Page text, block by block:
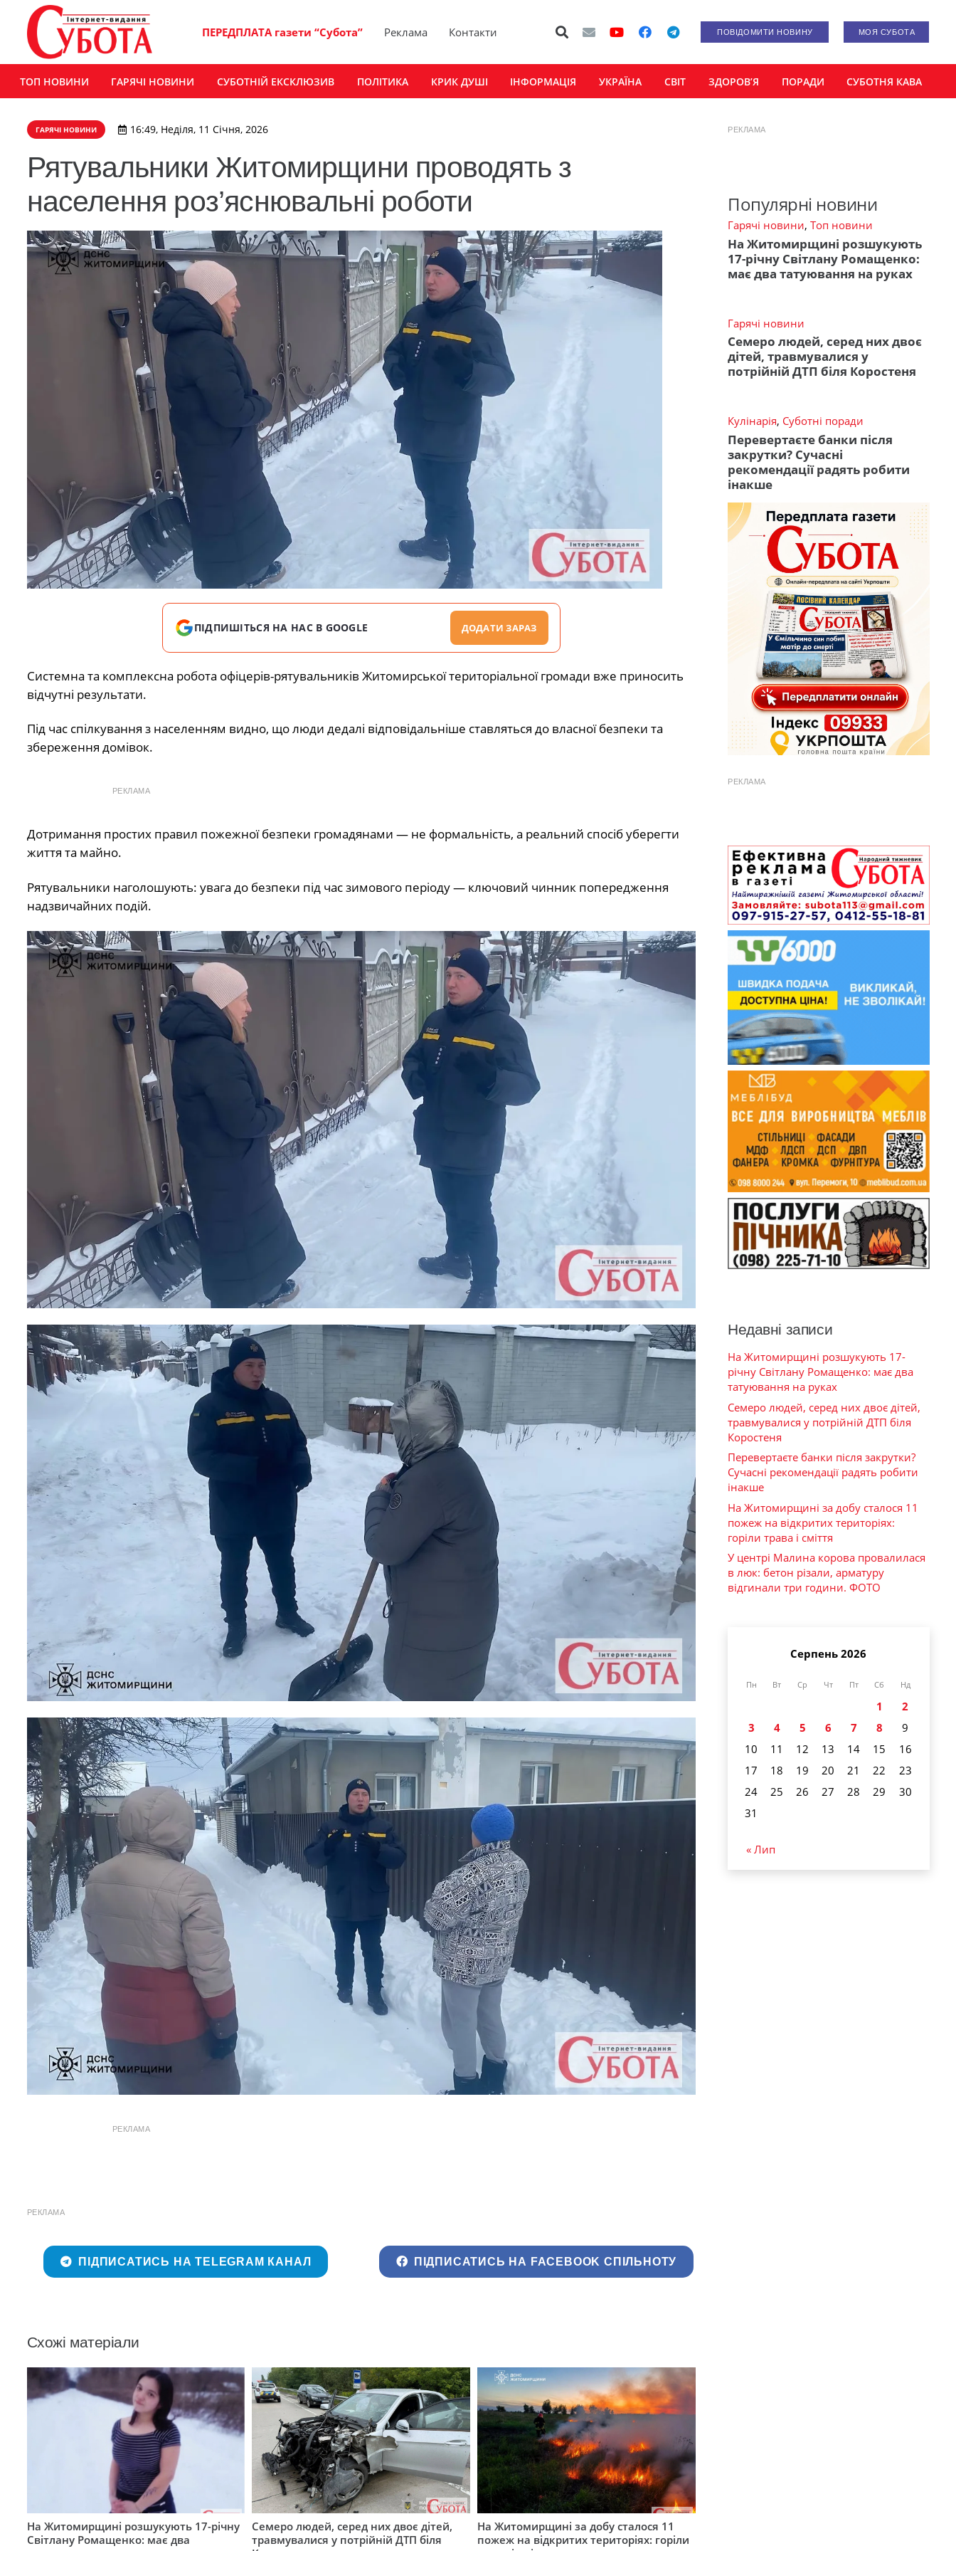
ПЕРЕДПЛАТА газети “Субота” Реклама Контакти ПОВІДОМИТИ НОВИНУ МОЯ СУБОТА
ТОП НОВИНИ ГАРЯЧІ НОВИНИ СУБОТНІЙ ЕКСКЛЮЗИВ ПОЛІТИКА КРИК ДУШІ ІНФОРМАЦІЯ УКРАЇНА СВІТ ЗДОРОВ’Я ПОРАДИ СУБОТНЯ КАВА
ГАРЯЧІ НОВИНИ 16:49, Неділя, 11 Січня, 2026
Рятувальники Житомирщини проводять з
населення роз’яснювальні роботи
ПІДПИШІТЬСЯ НА НАС В GOOGLE ДОДАТИ ЗАРАЗ
Системна та комплексна робота офіцерів-рятувальників Житомирської територіальної громади вже приносить
відчутні результати.
Під час спілкування з населенням видно, що люди дедалі відповідальніше ставляться до власної безпеки та
збереження домівок.
РЕКЛАМА
Дотримання простих правил пожежної безпеки громадянами — не формальність, а реальний спосіб уберегти
життя та майно.
Рятувальники наголошують: увага до безпеки під час зимового періоду — ключовий чинник попередження
надзвичайних подій.
РЕКЛАМА
РЕКЛАМА
ПІДПИСАТИСЬ НА TELEGRAM КАНАЛ ПІДПИСАТИСЬ НА FACEBOOK СПІЛЬНОТУ
Схожі матеріали
На Житомирщині розшукують 17-річну
Світлану Ромащенко: має два
Семеро людей, серед них двоє дітей,
травмувалися у потрійній ДТП біля
На Житомирщині за добу сталося 11
пожеж на відкритих територіях: горіли
РЕКЛАМА
Популярні новини
Гарячі новини, Топ новини
На Житомирщині розшукують
17-річну Світлану Ромащенко:
має два татуювання на руках
Гарячі новини
Семеро людей, серед них двоє
дітей, травмувалися у
потрійній ДТП біля Коростеня
Кулінарія, Суботні поради
Перевертаєте банки після
закрутки? Сучасні
рекомендації радять робити
інакше
РЕКЛАМА
Недавні записи
На Житомирщині розшукують 17-
річну Світлану Ромащенко: має два
татуювання на руках
Семеро людей, серед них двоє дітей,
травмувалися у потрійній ДТП біля
Коростеня
Перевертаєте банки після закрутки?
Сучасні рекомендації радять робити
інакше
На Житомирщині за добу сталося 11
пожеж на відкритих територіях:
горіли трава і сміття
У центрі Малина корова провалилася
в люк: бетон різали, арматуру
відгинали три години. ФОТО
Серпень 2026
Пн Вт Ср Чт Пт Сб Нд
1
2
3
4 5 6 7 8
9
10
11 12 13 14 15
16
17
18 19 20 21 22
23
24
25 26 27 28 29
30
31
« Лип